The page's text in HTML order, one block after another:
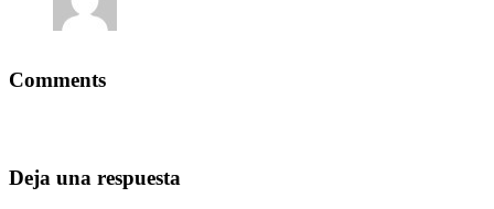
Comments
Deja una respuesta